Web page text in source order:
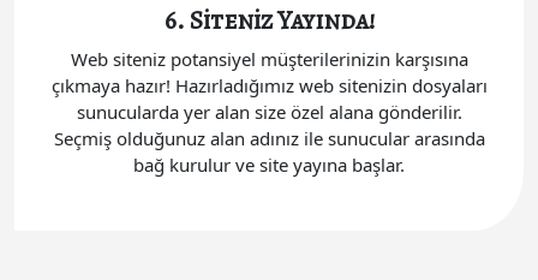
6. Siteniz Yayında!
Web siteniz potansiyel müşterilerinizin karşısına
çıkmaya hazır! Hazırladığımız web sitenizin dosyaları
sunucularda yer alan size özel alana gönderilir.
Seçmiş olduğunuz alan adınız ile sunucular arasında
bağ kurulur ve site yayına başlar.